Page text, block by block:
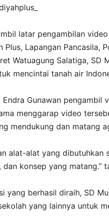
latar pengambilan
Plus, Lapangan Pancasila,
Watuagung Salatiga, SD
mencintai tanah air
Endra Gunawan
menggarap video
mendukung dan matang
alat-alat yang
dan konsep yang matang.”
yang berhasil diraih, SD
yang lainnya untuk